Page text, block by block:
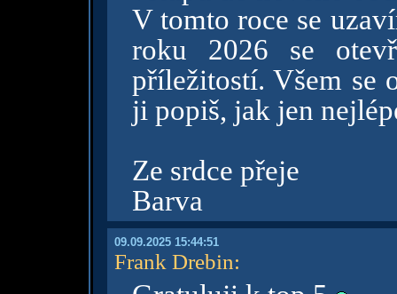
V tomto roce se
roku 2026 se
příležitostí. Všem se
ji popiš, jak jen
Ze srdce přeje
Barva
09.09.2025 15:44:51
Frank Drebin: